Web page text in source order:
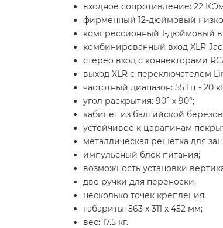
входное сопротивление: 22
фирменный 12-дюймовый
компрессионный 1-дюймовый
комбинированный вход XLR-
стерео вход с коннекторами
выход XLR с переключателем
частотный диапазон: 55 Гц - 20
угол раскрытия: 90° х 90°;
кабинет из балтийской
устойчивое к царапинам
металлическая решетка для
импульсный блок питания;
возможность установки
две ручки для переноски;
несколько точек крепления;
габариты: 563 х 311 х 452 мм;
вес: 17.5 кг.